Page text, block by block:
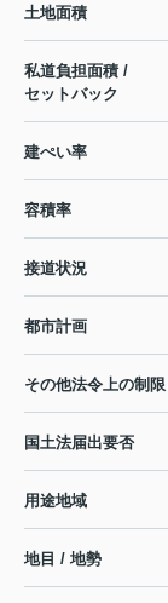
土地面積
私道負担面積 /
セットバック
建ぺい率
容積率
接道状況
都市計画
その他法令上の制限
国土法届出要否
用途地域
地目 / 地勢